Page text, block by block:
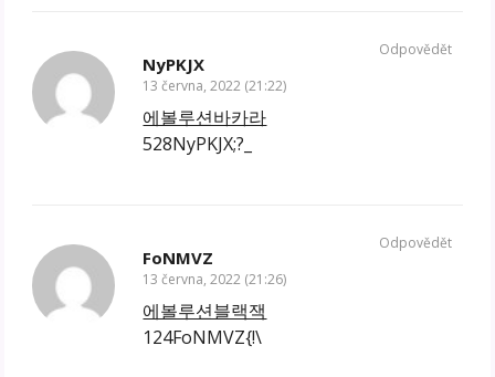
NyPKJX
13 června, 2022 (21:22)
에볼루션바카라
528NyPKJX;?_
Odpovědět
FoNMVZ
13 června, 2022 (21:26)
에볼루션블랙잭
124FoNMVZ{!\
Odpovědět